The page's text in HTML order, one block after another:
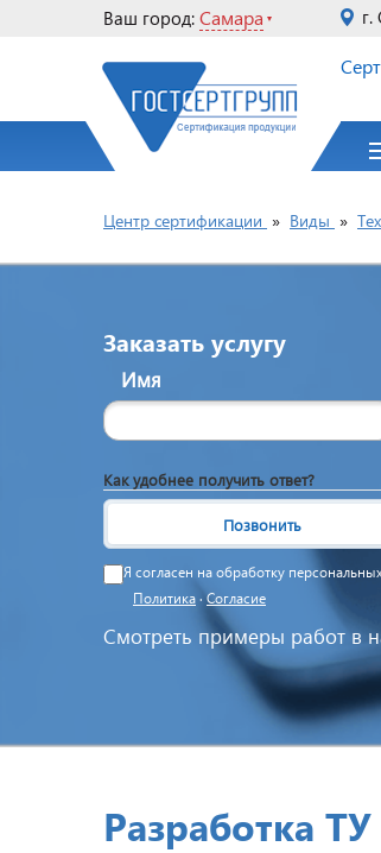
Ваш город: Самара
Центр сертификации » Виды »
Заказать услугу
Имя
Как удобнее получить ответ?
Позвонить
Я согласен на обработку
Политика ·Согласие
Смотреть примеры работ в
Разработка